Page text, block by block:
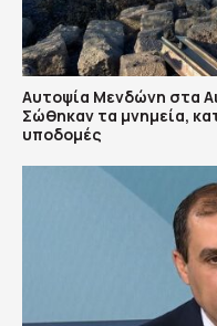
Αυτοψία Μενδώνη στα
Σώθηκαν τα μνημεία,
υποδομές